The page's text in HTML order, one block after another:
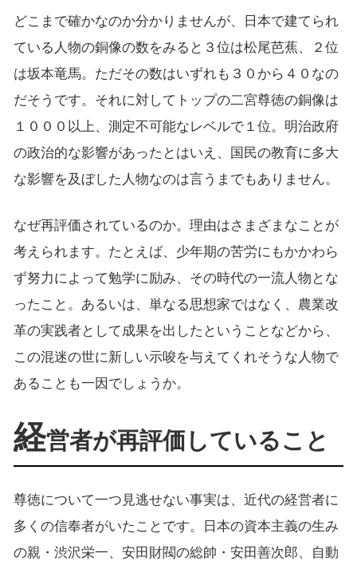
どこまで確かなのか分かりませんが、日本で建てられ
ている人物の銅像の数をみると３位は松尾芭蕉、２位
は坂本竜馬。ただその数はいずれも３０から４０なの
だそうです。それに対してトップの二宮尊徳の銅像は
１０００以上、測定不可能なレベルで１位。明治政府
の政治的な影響があったとはいえ、国民の教育に多大
な影響を及ぼした人物なのは言うまでもありません。
なぜ再評価されているのか。理由はさまざまなことが
考えられます。たとえば、少年期の苦労にもかかわら
ず努力によって勉学に励み、その時代の一流人物とな
ったこと。あるいは、単なる思想家ではなく、農業改
革の実践者として成果を出したということなどから、
この混迷の世に新しい示唆を与えてくれそうな人物で
あることも一因でしょうか。
経営者が再評価していること
尊徳について一つ見逃せない事実は、近代の経営者に
多くの信奉者がいたことです。日本の資本主義の生み
の親・渋沢栄一、安田財閥の総帥・安田善次郎、自動